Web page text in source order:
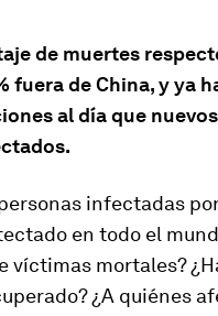
de muertes
fuera de China, y ya
al día que
infectadas
en todo el
víctimas mortales?
¿A quiénes